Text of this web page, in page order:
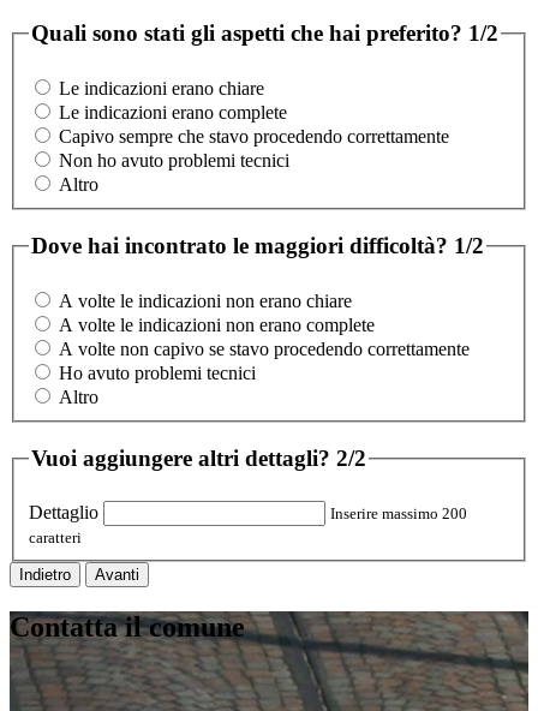
Quali sono stati gli aspetti che hai preferito? 1/2
Le indicazioni erano chiare
Le indicazioni erano complete
Capivo sempre che stavo procedendo correttamente
Non ho avuto problemi tecnici
Altro
Dove hai incontrato le maggiori difficoltà? 1/2
A volte le indicazioni non erano chiare
A volte le indicazioni non erano complete
A volte non capivo se stavo procedendo correttamente
Ho avuto problemi tecnici
Altro
Vuoi aggiungere altri dettagli? 2/2
Dettaglio
Inserire massimo 200
caratteri
Indietro Avanti
Contatta il comune